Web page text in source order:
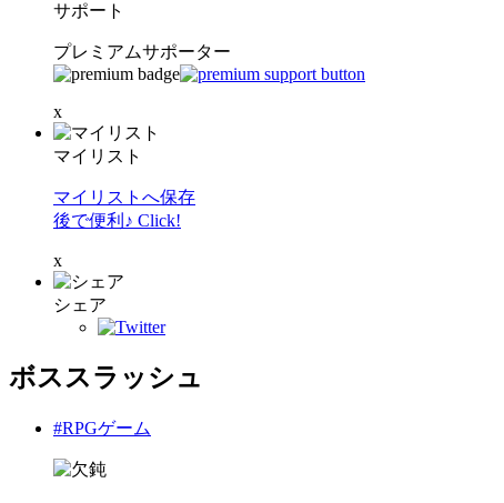
サポート
プレミアムサポーター
x
マイリスト
マイリストへ保存
後で便利♪ Click!
x
シェア
ボススラッシュ
#RPGゲーム